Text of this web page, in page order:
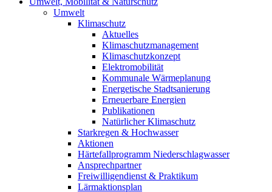
Umwelt
Klimaschutz
Aktuelles
Klimaschutzmanagement
Klimaschutzkonzept
Elektromobilität
Kommunale Wärmeplanung
Energetische Stadtsanierung
Erneuerbare Energien
Publikationen
Natürlicher Klimaschutz
Starkregen & Hochwasser
Aktionen
Härtefallprogramm Niederschlagwasser
Ansprechpartner
Freiwilligendienst & Praktikum
Lärmaktionsplan